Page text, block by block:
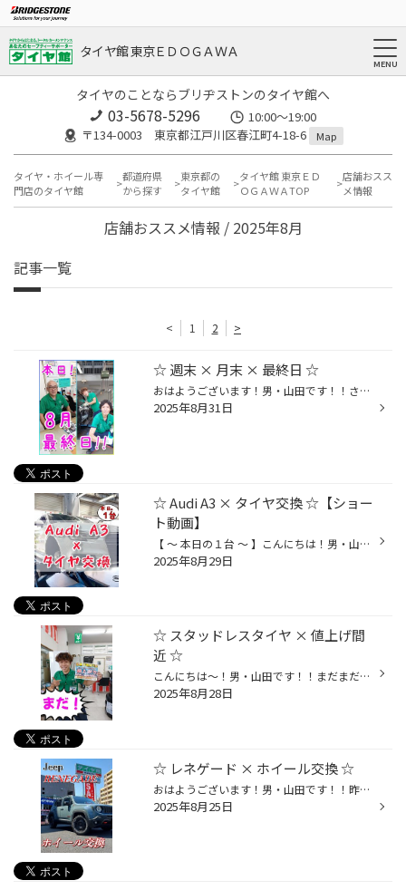
タイヤ館 東京ＥＤＯＧＡＷＡ
タイヤのことならブリヂストンのタイヤ館へ
03-5678-5296
10:00～19:00
〒134-0003 東京都江戸川区春江町4-18-6
Map
タイヤ・ホイール専
門店のタイヤ館
都道府県
から探す
東京都の
タイヤ館
タイヤ館 東京ＥＤ
ＯＧＡＷＡTOP
店舗おスス
メ情報
店舗おススメ情報 / 2025年8月
記事一覧
< 1 2 >
☆ 週末 × 月末 × 最終日 ☆
おはようございます！男・山田です！！さぁ～て！！本日は月末、８月最終日です！！٩(๑˃ ᵕ ˂ )و 一応店長であるワシは、、、 朝から数字とにらめっこ。。… (ーωー)ﾌﾑﾌﾑ皆さん。あとちょっとですっ☆(灬♡ω♡灬)笑っという事で！っという事で？！？！月末の日曜日～♪♪(*ﾉ>ᴗ<)スタッドレス値上げ前の最終...
2025年8月31日
☆ Audi A3 × タイヤ交換 ☆【ショー
ト動画】
【 ～ 本日の１台 ～ 】こんにちは！男・山田です！！本日は…☆☆【 Audi A3 】の！タイヤ交換をさせて頂きました♪♪ 今回はｯ！！ブリヂストン製のお買い得タイヤ☆《 SEIBERLING SL201 》にて！ご交換させて頂きました～♪♪(^^)/『 車検でひび割れを指摘されちゃって… 』『 全然乗らないしコストは抑え...
2025年8月29日
☆ スタッドレスタイヤ × 値上げ間
近 ☆
こんにちは～！男・山田です！！まだまだ暑ぅ～～～いココ東京。f(-ω- ;)ｱﾁｨそこで本日はっ！！皆さまに涼しくなっていただける様な話題をワシ、お持ちしヤンした。(ーωー)vそれは、、、【 スタッドレスタイヤ値上げ 】です。。マジかよーーー。。(ﾟДﾟ≡ﾟДﾟ)ﾞｪｴ? ◾ブリヂストン製スタッドレス値上げ...
2025年8月28日
☆ レネゲード × ホイール交換 ☆
おはようございます！男・山田です！！昨日、Jeep レネゲードの！φ(❐_❐✧ｷﾗﾝ【 ホイール交換 】をさせていただきました!!! 今回は…☆☆◾COLLECTIVE-LINE Bitter上記のホイールをお選びいただきました♪♪ クラシックデザインな雰囲気ながら、どこか新鮮さも感じる…正に『ネオクラシック』！！(灬♡ω♡灬) ...
2025年8月25日